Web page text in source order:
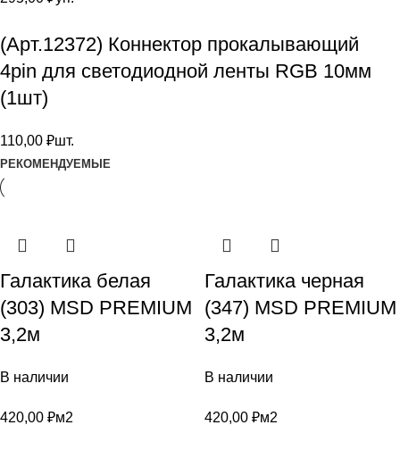
(Арт.12372) Коннектор прокалывающий
4pin для светодиодной ленты RGB 10мм
(1шт)
110,00 ₽шт.
РЕКОМЕНДУЕМЫЕ
Галактика белая
(303) MSD PREMIUM
3,2м
В наличии
420,00 ₽м2
Галактика черная
(347) MSD PREMIUM
3,2м
В наличии
420,00 ₽м2